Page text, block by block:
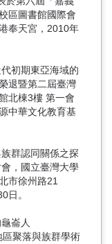
區圖書館國際會
奉天宮，2010年
初期東亞海域的
退暨第二屆臺灣
北棟3樓 第一會
中華文化教育基
群認同關係之探
，國立臺灣大學
市徐州路21
日。
崙人
區聚落與族群學術